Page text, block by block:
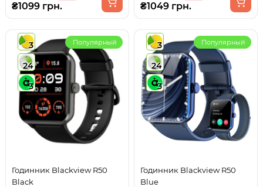
₴1099 грн. ₴1049 грн.
3
24
3
Популярный
Годинник Blackview R50
Black
3
24
3
Популярный
Годинник Blackview R50
Blue